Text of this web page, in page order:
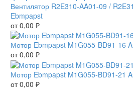
Вентилятор R2E310-AA01-09 /
Ebmpapst
от0,00 ₽
Мотор Ebmpapst M1G055-BD91-16
от0,00 ₽
Мотор Ebmpapst M1G055-BD91-21
от0,00 ₽